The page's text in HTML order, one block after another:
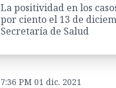
La positividad en los
por ciento el 13 de
Secretaría de Salud
7:36 PM 01 dic. 2021